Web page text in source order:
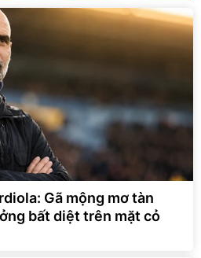
Gã mộng mơ tàn
bất diệt trên mặt cỏ